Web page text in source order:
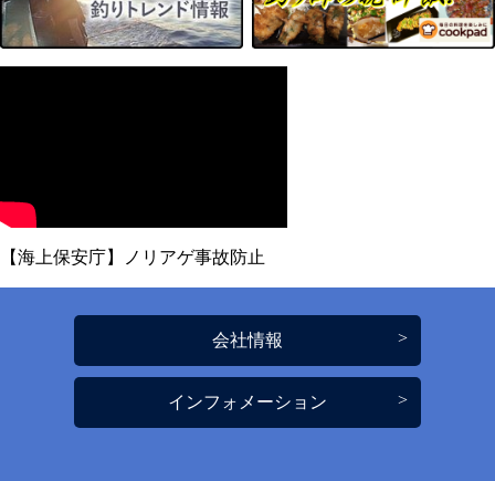
【海上保安庁】ノリアゲ事故防止
会社情報
インフォメーション